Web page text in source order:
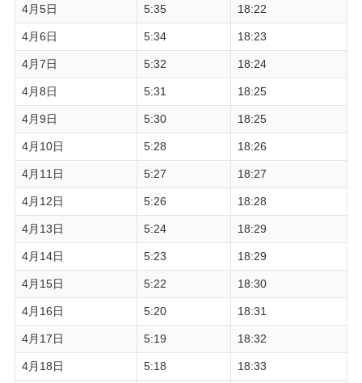
4月5日 5:35 18:22
4月6日 5:34 18:23
4月7日 5:32 18:24
4月8日 5:31 18:25
4月9日 5:30 18:25
4月10日 5:28 18:26
4月11日 5:27 18:27
4月12日 5:26 18:28
4月13日 5:24 18:29
4月14日 5:23 18:29
4月15日 5:22 18:30
4月16日 5:20 18:31
4月17日 5:19 18:32
4月18日 5:18 18:33